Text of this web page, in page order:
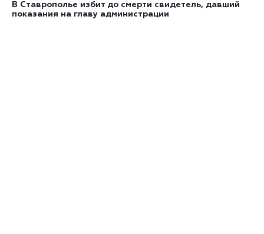
В Ставрополье избит до смерти свидетель, давший
показания на главу администрации